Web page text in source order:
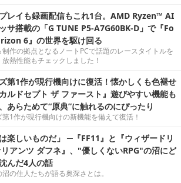
レイも録画配信もこれ1台。AMD Ryzen™ AI
サ搭載の「G TUNE P5-A7G60BK-D」で『Fo
6』の世界を駆け回る
制作の拠点となるノートPCで話題のレースタイトルを
放熱性能もチェックしました！
第1作が現行機向けに復活！懐かしくも色褪せ
ルドセプト ザ ファースト』遊びやすい機能も
あらためて“原典”に触れるのにぴったり
第1作が現行機向けの新機能を備えて復活！
は楽しいものだ」 ─『FF11』と『ウィザードリ
リアンツ ダフネ』、"優しくないRPG"の沼にど
んだ4人の話
の住人たちが語る奥深さとは。